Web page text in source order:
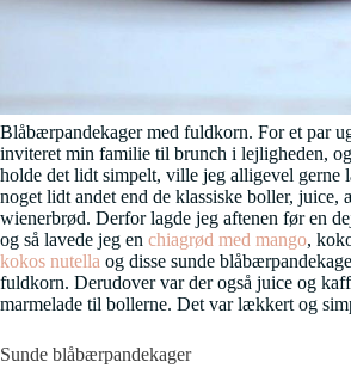
Blåbærpandekager med fuldkorn. For et par
inviteret min familie til brunch i lejligheden,
holde det lidt simpelt, ville jeg alligevel gerne
noget lidt andet end de klassiske boller, juice,
wienerbrød. Derfor lagde jeg aftenen før en
og så lavede jeg en chiagrød med mango,
kokos nutella og disse sunde
fuldkorn. Derudover var der også juice og
marmelade til bollerne. Det var lækkert og
Sunde blåbærpandekager